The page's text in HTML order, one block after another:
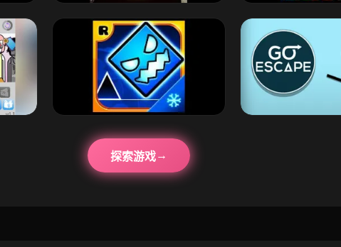
探索游戏